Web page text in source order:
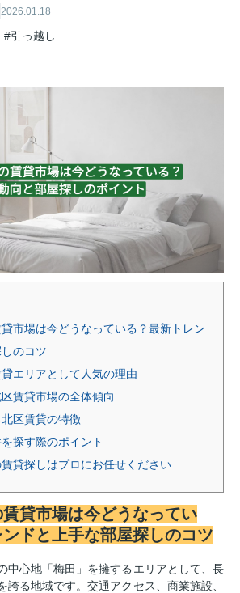
2026.01.18
#引っ越し
貸市場は今どうなっている？最新トレン
のコツ
貸エリアとして人気の理由
賃貸市場の全体傾向
北区賃貸の特徴
探す際のポイント
賃貸探しはプロにお任せください
貸市場は今どうなってい
ドと上手な部屋探しのコツ
中心地「梅田」を擁するエリアとして、長
誇る地域です。交通アクセス、商業施設、